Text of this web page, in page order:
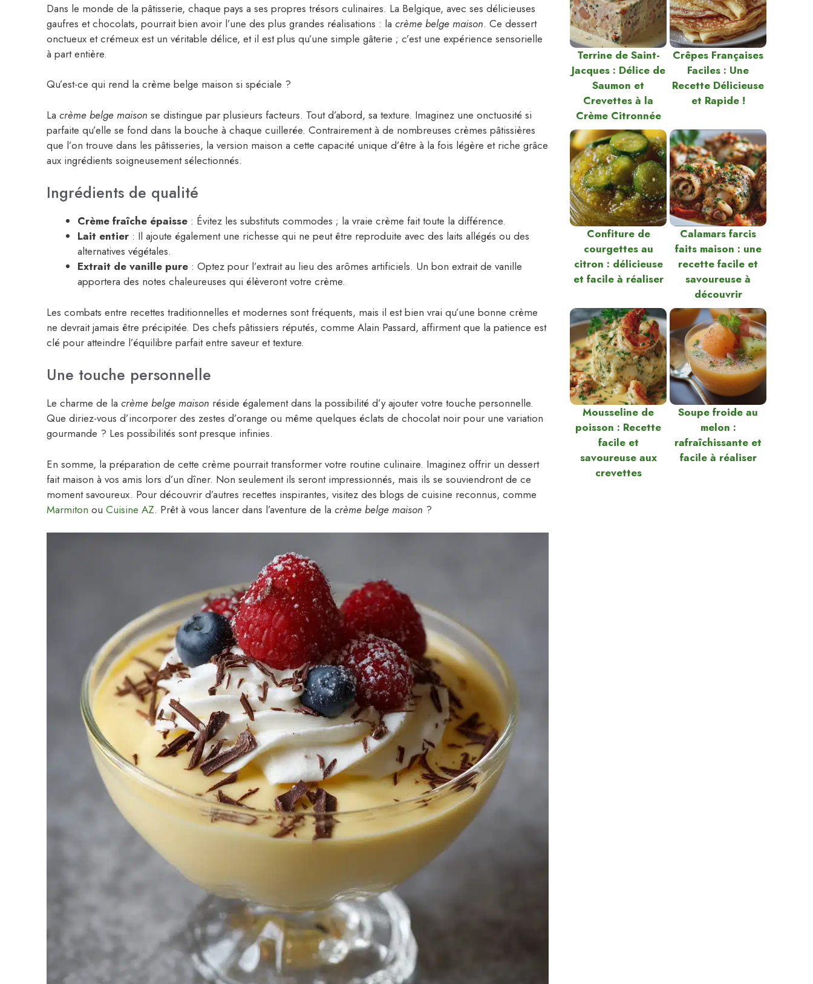
Dans le monde de la pâtisserie, chaque pays a ses propres trésors culinaires. La Belgique, avec ses délicieuses
gaufres et chocolats, pourrait bien avoir l’une des plus grandes réalisations : la crème belge maison. Ce dessert
onctueux et crémeux est un véritable délice, et il est plus qu’une simple gâterie ; c’est une expérience sensorielle
à part entière.
Qu’est-ce qui rend la crème belge maison si spéciale ?
La crème belge maison se distingue par plusieurs facteurs. Tout d’abord, sa texture. Imaginez une onctuosité si
parfaite qu’elle se fond dans la bouche à chaque cuillerée. Contrairement à de nombreuses crèmes pâtissières
que l’on trouve dans les pâtisseries, la version maison a cette capacité unique d’être à la fois légère et riche grâce
aux ingrédients soigneusement sélectionnés.
Ingrédients de qualité
Crème fraîche épaisse : Évitez les substituts commodes ; la vraie crème fait toute la différence.
Lait entier : Il ajoute également une richesse qui ne peut être reproduite avec des laits allégés ou des
alternatives végétales.
Extrait de vanille pure : Optez pour l’extrait au lieu des arômes artificiels. Un bon extrait de vanille
apportera des notes chaleureuses qui élèveront votre crème.
Les combats entre recettes traditionnelles et modernes sont fréquents, mais il est bien vrai qu’une bonne crème
ne devrait jamais être précipitée. Des chefs pâtissiers réputés, comme Alain Passard, affirment que la patience est
clé pour atteindre l’équilibre parfait entre saveur et texture.
Une touche personnelle
Le charme de la crème belge maison réside également dans la possibilité d’y ajouter votre touche personnelle.
Que diriez-vous d’incorporer des zestes d’orange ou même quelques éclats de chocolat noir pour une variation
gourmande ? Les possibilités sont presque infinies.
En somme, la préparation de cette crème pourrait transformer votre routine culinaire. Imaginez offrir un dessert
fait maison à vos amis lors d’un dîner. Non seulement ils seront impressionnés, mais ils se souviendront de ce
moment savoureux. Pour découvrir d’autres recettes inspirantes, visitez des blogs de cuisine reconnus, comme
Marmiton ou Cuisine AZ. Prêt à vous lancer dans l’aventure de la crème belge maison ?
Terrine de Saint-
Jacques : Délice de
Saumon et
Crevettes à la
Crème Citronnée
Crêpes Françaises
Faciles : Une
Recette Délicieuse
et Rapide !
Confiture de
courgettes au
citron : délicieuse
et facile à réaliser
Calamars farcis
faits maison : une
recette facile et
savoureuse à
découvrir
Mousseline de
poisson : Recette
facile et
savoureuse aux
crevettes
Soupe froide au
melon :
rafraîchissante et
facile à réaliser